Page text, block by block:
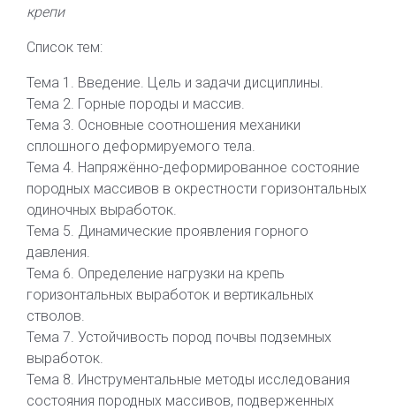
крепи
Список тем:
Тема 1. Введение. Цель и задачи дисциплины.
Тема 2. Горные породы и массив.
Тема 3. Основные соотношения механики
сплошного деформируемого тела.
Тема 4. Напряжённо-деформированное состояние
породных массивов в окрестности горизонтальных
одиночных выработок.
Тема 5. Динамические проявления горного
давления.
Тема 6. Определение нагрузки на крепь
горизонтальных выработок и вертикальных
стволов.
Тема 7. Устойчивость пород почвы подземных
выработок.
Тема 8. Инструментальные методы исследования
состояния породных массивов, подверженных